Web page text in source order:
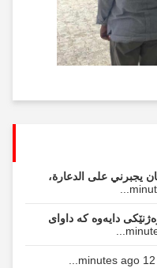
5 سنوات: كان يجبرني على الدعارة،
دایەوە کە داوای